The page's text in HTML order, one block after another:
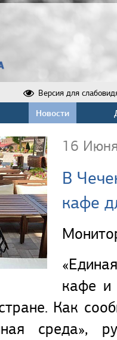
Версия для
Новости
16
В
кафе
кафе и
Как
среда»,